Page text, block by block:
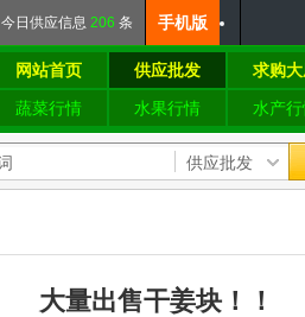
今日 供应信息 206 条 手机版
网站首页 供应批发 求购
蔬菜行情
水果行情 水产
大量出售干姜块！！